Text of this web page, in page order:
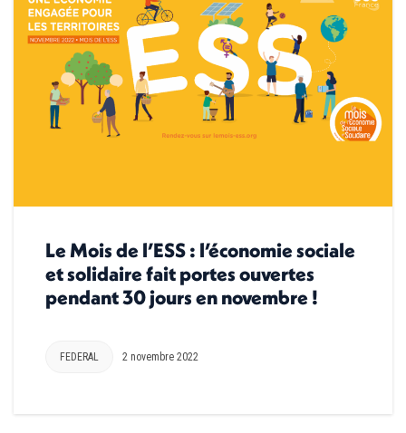
Le Mois de l’ESS : l’économie sociale
et solidaire fait portes ouvertes
pendant 30 jours en novembre !
FEDERAL 2 novembre 2022